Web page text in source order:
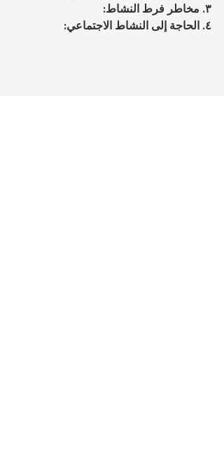
٣. مخاطر فرط النشاط:
٤. الحاجة إلى النشاط الاجتماعي: